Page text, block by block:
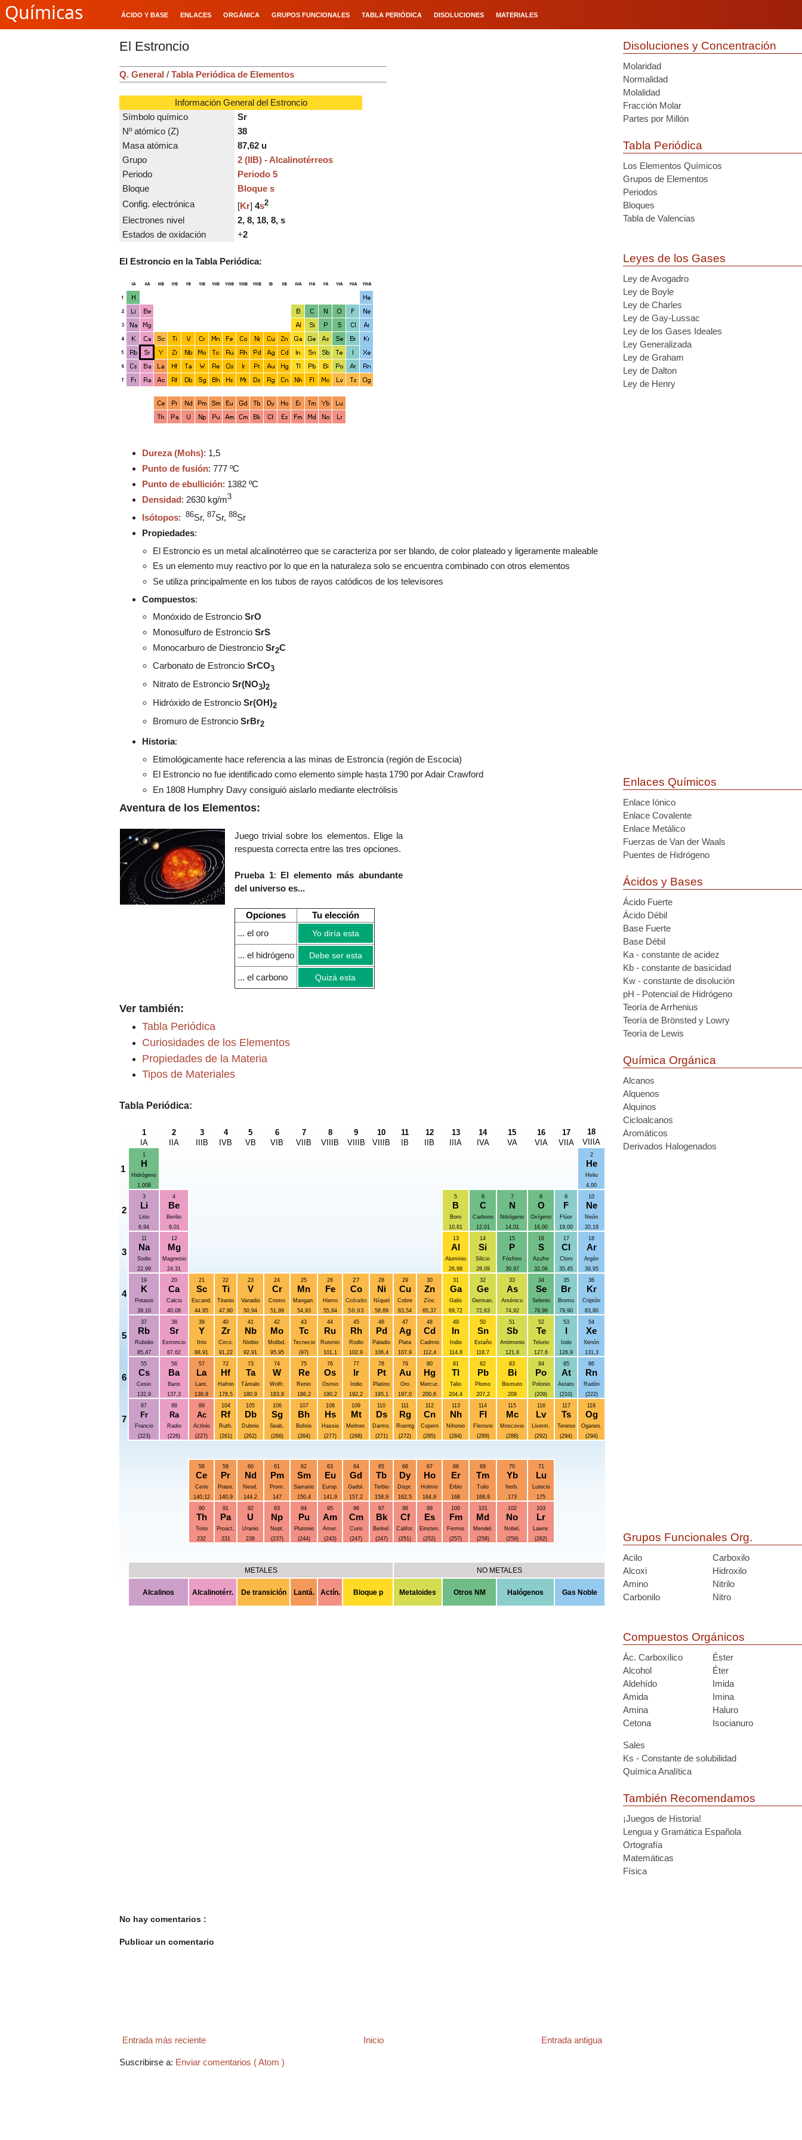
Químicas ÁCIDO Y BASE ENLACES ORGÁNICA GRUPOS FUNCIONALES TABLA PERIÓDICA DISOLUCIONES MATERIALES
El Estroncio
Q. General / Tabla Periódica de Elementos
Información General del Estroncio
Símbolo químico
Sr
Nº atómico (Z)
38
Masa atómica
87,62 u
Grupo
2 (IIB) - Alcalinotérreos
Periodo
Periodo 5
Bloque
Bloque s
Config. electrónica
[Kr] 4s2
Electrones nivel
2, 8, 18, 8, s
Estados de oxidación
+2
El Estroncio en la Tabla Periódica:
Dureza (Mohs): 1,5
Punto de fusión: 777 ºC
Punto de ebullición: 1382 ºC
Densidad: 2630 kg/m3
Isótopos: 86Sr, 87Sr, 88Sr
Propiedades:
El Estroncio es un metal alcalinotérreo que se caracteriza por ser blando, de color plateado y ligeramente maleable
Es un elemento muy reactivo por lo que en la naturaleza solo se encuentra combinado con otros elementos
Se utiliza principalmente en los tubos de rayos catódicos de los televisores
Compuestos:
Monóxido de Estroncio SrO
Monosulfuro de Estroncio SrS
Monocarburo de Diestroncio Sr2C
Carbonato de Estroncio SrCO3
Nitrato de Estroncio Sr(NO3)2
Hidróxido de Estroncio Sr(OH)2
Bromuro de Estroncio SrBr2
Historia:
Etimológicamente hace referencia a las minas de Estroncia (región de Escocia)
El Estroncio no fue identificado como elemento simple hasta 1790 por Adair Crawford
En 1808 Humphry Davy consiguió aislarlo mediante electrólisis
Aventura de los Elementos:
Juego trivial sobre los elementos. Elige la
respuesta correcta entre las tres opciones.
Prueba 1: El elemento más abundante
del universo es...
Opciones
Tu elección
... el oro
Yo diría esta
... el hidrógeno Debe ser esta
... el carbono Quizá esta
Ver también:
Tabla Periódica
Curiosidades de los Elementos
Propiedades de la Materia
Tipos de Materiales
Tabla Periódica:
1
IA
2
IIA
3
IIIB
4
IVB
5
VB
6
VIB
7
VIIB
8
VIIIB
9
VIIIB
10
VIIIB
11
IB
12
IIB
13
IIIA
14
IVA
15
VA
16
VIA
17
VIIA
18
VIIIA
1
1
H
Hidrógeno
1,008
2
He
Helio
4,00
2
3
Li
Litio
6,94
4
Be
Berilio
9,01
5
B
Boro
10,81
6
C
Carbono
12,01
7
N
Nitrógeno
14,01
8
O
Oxígeno
16,00
9
F
Flúor
19,00
10
Ne
Neón
20,18
3
11
Na
Sodio
22,99
12
Mg
Magnesio
24,31
13
Al
Aluminio
26,98
14
Si
Silicio
28,09
15
P
Fósforo
30,97
16
S
Azufre
32,06
17
Cl
Cloro
35,45
18
Ar
Argón
39,95
4
19
K
Potasio
39,10
20
Ca
Calcio
40,08
21
Sc
Escand.
44,95
22
Ti
Titanio
47,90
23
V
Vanadio
50,94
24
Cr
Cromo
51,99
25
Mn
Mangan.
54,93
26
Fe
Hierro
55,84
27
Co
Cobalto
58,93
28
Ni
Níquel
58,69
29
Cu
Cobre
63,54
30
Zn
Zínc
65,37
31
Ga
Galio
69,72
32
Ge
German.
72,63
33
As
Arsénico
74,92
34
Se
Selenio
78,96
35
Br
Bromo
79,90
36
Kr
Criptón
83,80
5
37
Rb
Rubidio
85,47
38
Sr
Estroncio
87,62
39
Y
Itrio
88,91
40
Zr
Circo.
91,22
41
Nb
Niobio
92,91
42
Mo
Molibd.
95,95
43
Tc
Tecnecio
(97)
44
Ru
Rutenio
101,1
45
Rh
Rodio
102,9
46
Pd
Paladio
106,4
47
Ag
Plata
107,9
48
Cd
Cadmio
112,4
49
In
Indio
114,8
50
Sn
Estaño
118,7
51
Sb
Antimonio
121,8
52
Te
Telurio
127,6
53
I
Iodo
126,9
54
Xe
Xenón
131,3
6
55
Cs
Cesio
132,9
56
Ba
Bario
137,3
57
La
Lant.
138,9
72
Hf
Hafnio
178,5
73
Ta
Tántalo
180,9
74
W
Wolfr.
183,8
75
Re
Renio
186,2
76
Os
Osmio
190,2
77
Ir
Iridio
192,2
78
Pt
Platino
195,1
79
Au
Oro
197,0
80
Hg
Mercur.
200,6
81
Tl
Talio
204,4
82
Pb
Plomo
207,2
83
Bi
Bismuto
209
84
Po
Polonio
(209)
85
At
Astato
(210)
86
Rn
Radón
(222)
7
87
Fr
Francio
(223)
88
Ra
Radio
(226)
89
Ac
Actinio
(227)
104
Rf
Ruth.
(261)
105
Db
Dubnio
(262)
106
Sg
Seab.
(266)
107
Bh
Bohrio
(264)
108
Hs
Hassio
(277)
109
Mt
Meitner.
(268)
110
Ds
Darms.
(271)
111
Rg
Roentg
(272)
112
Cn
Copern
(285)
113
Nh
Nihonio
(284)
114
Fl
Flerovio
(289)
115
Mc
Moscovio
(288)
116
Lv
Liverm.
(292)
117
Ts
Teneso
(294)
118
Og
Oganes.
(294)
58
Ce
Cerio
140,12
59
Pr
Prase.
140,9
60
Nd
Neod.
144,2
61
Pm
Prom.
147
62
Sm
Samario
150,4
63
Eu
Europ.
141,9
64
Gd
Gadol.
157,2
65
Tb
Terbio
158,9
66
Dy
Dispr.
162,5
67
Ho
Holmio
164,9
68
Er
Erbio
168
69
Tm
Tulio
168,9
70
Yb
Iterb.
173
71
Lu
Lutecio
175
90
Th
Torio
232
91
Pa
Proact.
231
92
U
Uranio
238
93
Np
Nept.
(237)
94
Pu
Plutonio
(244)
95
Am
Amer.
(243)
96
Cm
Curio
(247)
97
Bk
Berkel.
(247)
98
Cf
Califor.
(251)
99
Es
Einsten.
(252)
100
Fm
Fermio
(257)
101
Md
Mendel.
(258)
102
No
Nobel.
(259)
103
Lr
Lawre.
(262)
METALES NO METALES
Alcalinos Alcalinotérr. De transición Lantá. Actín. Bloque p Metaloides Otros NM Halógenos Gas Noble
No hay comentarios :
Publicar un comentario
Entrada más reciente Entrada antigua
Inicio
Suscribirse a: Enviar comentarios ( Atom )
Disoluciones y Concentración
Molaridad
Normalidad
Molalidad
Fracción Molar
Partes por Millón
Tabla Periódica
Los Elementos Químicos
Grupos de Elementos
Periodos
Bloques
Tabla de Valencias
Leyes de los Gases
Ley de Avogadro
Ley de Boyle
Ley de Charles
Ley de Gay-Lussac
Ley de los Gases Ideales
Ley Generalizada
Ley de Graham
Ley de Dalton
Ley de Henry
Enlaces Químicos
Enlace Iónico
Enlace Covalente
Enlace Metálico
Fuerzas de Van der Waals
Puentes de Hidrógeno
Ácidos y Bases
Ácido Fuerte
Ácido Débil
Base Fuerte
Base Débil
Ka - constante de acidez
Kb - constante de basicidad
Kw - constante de disolución
pH - Potencial de Hidrógeno
Teoría de Arrhenius
Teoría de Brönsted y Lowry
Teoría de Lewis
Química Orgánica
Alcanos
Alquenos
Alquinos
Cicloalcanos
Aromáticos
Derivados Halogenados
Grupos Funcionales Org.
Acilo
Carboxilo
Alcoxi
Hidroxilo
Amino
Nitrilo
Carbonilo
Nitro
Compuestos Orgánicos
Ác. Carboxílico
Éster
Alcohol
Éter
Aldehído
Imida
Amida
Imina
Amina
Haluro
Cetona
Isocianuro
Sales
Ks - Constante de solubilidad
Química Analítica
También Recomendamos
¡Juegos de Historia!
Lengua y Gramática Española
Ortografía
Matemáticas
Física